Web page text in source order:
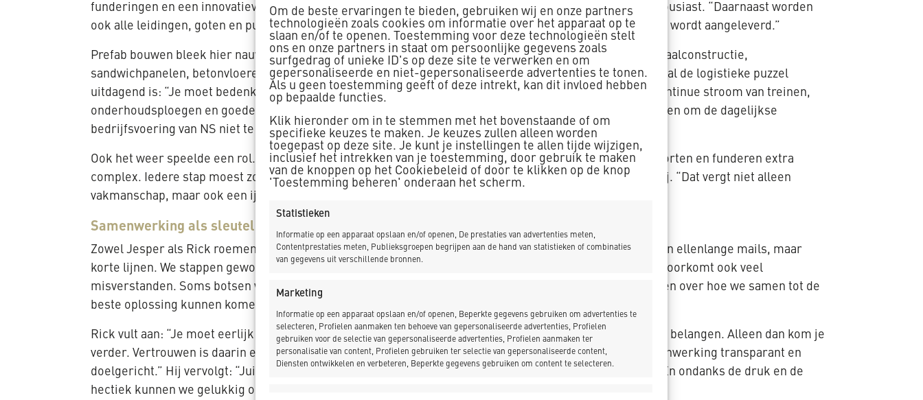
Om de beste ervaringen te bieden, gebruiken wij en onze partners
technologieën zoals cookies om informatie over het apparaat op te
slaan en/of te openen. Toestemming voor deze technologieën stelt
ons en onze partners in staat om persoonlijke gegevens zoals
surfgedrag of unieke ID's op deze site te verwerken en om
gepersonaliseerde en niet-gepersonaliseerde advertenties te tonen.
Als u geen toestemming geeft of deze intrekt, kan dit invloed hebben
op bepaalde functies.
Klik hieronder om in te stemmen met het bovenstaande of om
specifieke keuzes te maken. Je keuzes zullen alleen worden
toegepast op deze site. Je kunt je instellingen te allen tijde wijzigen,
inclusief het intrekken van je toestemming, door gebruik te maken
van de knoppen op het Cookiebeleid of door te klikken op de knop
'Toestemming beheren' onderaan het scherm.
Statistieken
Informatie op een apparaat opslaan en/of openen, De prestaties van advertenties meten,
Contentprestaties meten, Publieksgroepen begrijpen aan de hand van statistieken of combinaties
van gegevens uit verschillende bronnen.
Marketing
Informatie op een apparaat opslaan en/of openen, Beperkte gegevens gebruiken om advertenties te
selecteren, Profielen aanmaken ten behoeve van gepersonaliseerde advertenties, Profielen
gebruiken voor de selectie van gepersonaliseerde advertenties, Profielen aanmaken ter
personalisatie van content, Profielen gebruiken ter selectie van gepersonaliseerde content,
Diensten ontwikkelen en verbeteren, Beperkte gegevens gebruiken om content te selecteren.
funderingen en een innovatieve installatie om draaistellen te reinigen met droogijs,” vertelt Jesper enthousiast. “Daarnaast worden
ook alle leidingen, goten en putten in eigen beheer gerealiseerd, iets wat normaal gesproken vaak prefab wordt aangeleverd.”
Prefab bouwen bleek hier nauwelijks mogelijk. “Alles wordt ter plekke opgetrokken,” zegt Jesper. “De staalconstructie,
sandwichpanelen, betonvloeren – we doen het allemaal hier zelf, in weer en wind.” Hij benadrukt dat vooral de logistieke puzzel
uitdagend is: “Je moet bedenken dat we werken in een gebied waar elke vierkante meter telt, met een continue stroom van treinen,
onderhoudsploegen en goederenverkeer om ons heen. Soms moesten we onze kraan ’s nachts verplaatsen om de dagelijkse
bedrijfsvoering van NS niet te hinderen.”
Ook het weer speelde een rol. “De hoge grondwaterstand en overvloedige regenval maakten het betonstorten en funderen extra
complex. Iedere stap moest zorgvuldig worden afgestemd, zodat we geen vertraging opliepen,” vertelt hij. “Dat vergt niet alleen
vakmanschap, maar ook een ijzersterke samenwerking tussen alle betrokken partijen.”
Samenwerking als sleutel
Zowel Jesper als Rick roemen de samenwerking. “We zijn allebei praktisch ingesteld,” zegt Jesper. “Geen ellenlange mails, maar
korte lijnen. We stappen gewoon even bij elkaar binnen als er iets is. Dat werkt niet alleen sneller, maar voorkomt ook veel
misverstanden. Soms botsen we wel eens even, maar het gaat nooit over personen. Altijd over het werk en over hoe we samen tot de
beste oplossing kunnen komen.”
Rick vult aan: “Je moet eerlijk en direct kunnen zijn, zeker op zo’n complex project met zoveel partijen en belangen. Alleen dan kom je
verder. Vertrouwen is daarin essentieel. Als er iets speelt, leggen we het direct op tafel. Zo blijft de samenwerking transparant en
doelgericht.” Hij vervolgt: “Juist door die openheid en het wederzijdse respect houden we de vaart erin. En ondanks de druk en de
hectiek kunnen we gelukkig ook samen lachen, dat maakt het werk een stuk prettiger.”